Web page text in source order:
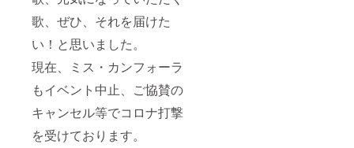
歌、ぜひ、それを届けた
い！と思いました。
現在、ミス・カンフォーラ
もイベント中止、ご協賛の
キャンセル等でコロナ打撃
を受けております。